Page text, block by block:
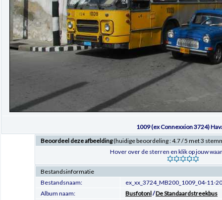
1009 (ex Connexxion 3724)
Beoordeel deze afbeelding(huidige beoordeling : 4.7 / 5 met 3
Hover over de sterren en klik op jouw
Bestandsinformatie
Bestandsnaam:
ex_xx_3724_MB200_1009_04-11-
Album naam:
Busfotonl/De Standaardstreekbus